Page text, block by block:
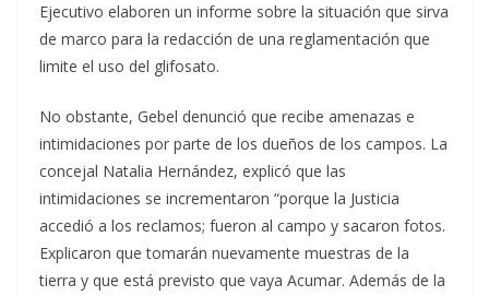
Ejecutivo elaboren un informe sobre la situación que sirva
de marco para la redacción de una reglamentación que
limite el uso del glifosato.
No obstante, Gebel denunció que recibe amenazas e
intimidaciones por parte de los dueños de los campos. La
concejal Natalia Hernández, explicó que las
intimidaciones se incrementaron “porque la Justicia
accedió a los reclamos; fueron al campo y sacaron fotos.
Explicaron que tomarán nuevamente muestras de la
tierra y que está previsto que vaya Acumar. Además de la